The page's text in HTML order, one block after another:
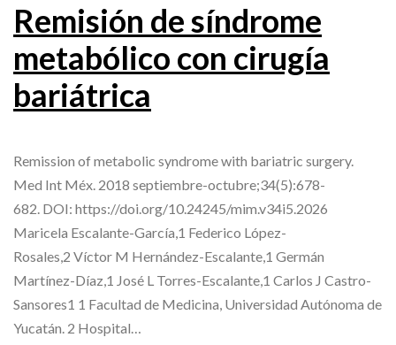
Remisión de síndrome
metabólico con cirugía
bariátrica
Remission of metabolic syndrome with bariatric surgery.
Med Int Méx. 2018 septiembre-octubre;34(5):678-
682. DOI: https://doi.org/10.24245/mim.v34i5.2026
Maricela Escalante-García,1 Federico López-
Rosales,2 Víctor M Hernández-Escalante,1 Germán
Martínez-Díaz,1 José L Torres-Escalante,1 Carlos J Castro-
Sansores1 1 Facultad de Medicina, Universidad Autónoma de
Yucatán. 2 Hospital…